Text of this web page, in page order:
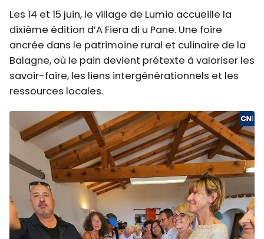
Les 14 et 15 juin, le village de Lumio accueille la
dixième édition d’A Fiera di u Pane. Une foire
ancrée dans le patrimoine rural et culinaire de la
Balagne, où le pain devient prétexte à valoriser les
savoir-faire, les liens intergénérationnels et les
ressources locales.